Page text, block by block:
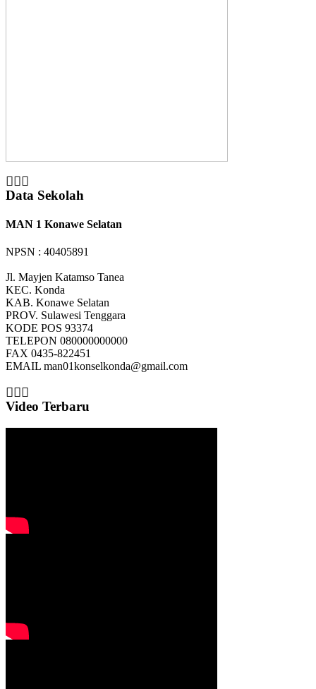
Data Sekolah
MAN 1 Konawe Selatan
NPSN : 40405891
Jl. Mayjen Katamso Tanea
KEC. Konda
KAB. Konawe Selatan
PROV. Sulawesi Tenggara
KODE POS 93374
TELEPON 080000000000
FAX 0435-822451
EMAIL man01konselkonda@gmail.com
Video Terbaru